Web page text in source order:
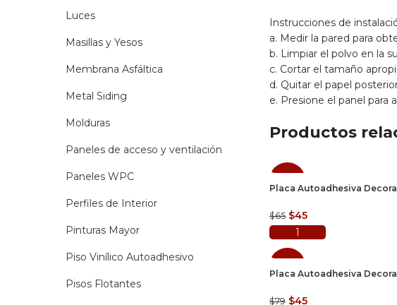
Instrucciones de
a. Medir la pared para
b. Limpiar el polvo en la
c. Cortar el tamaño
d. Quitar el papel
e. Presione el panel para
Productos
Placa Autoadhesiva
$65 El
precio
original
era:
$45El
precio
actual
Placa Autoadhesiva
$79 El
$45El
Luces
Masillas y Yesos
Membrana Asfáltica
Metal Siding
Molduras
Paneles de acceso y ventilación
Paneles WPC
Perfiles de Interior
Pinturas Mayor
Piso Vinílico Autoadhesivo
Pisos Flotantes